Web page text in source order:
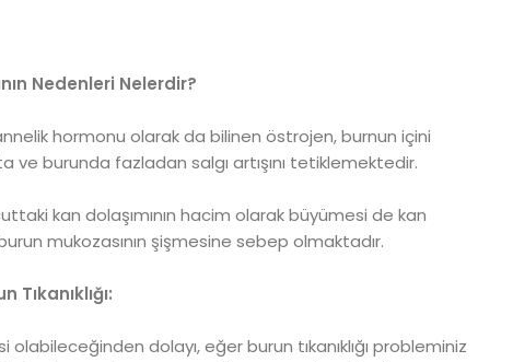
Nedenleri Nelerdir?
hormonu olarak da bilinen östrojen, burnun içini
ve burunda fazladan salgı artışını tetiklemektedir.
kan dolaşımının hacim olarak büyümesi de kan
mukozasının şişmesine sebep olmaktadır.
olabileceğinden dolayı, eğer burun tıkanıklığı probleminiz